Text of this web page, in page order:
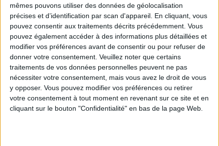
mêmes pouvons utiliser des données de géolocalisation
précises et d’identification par scan d'appareil. En cliquant, vous
pouvez consentir aux traitements décrits précédemment. Vous
pouvez également accéder à des informations plus détaillées et
modifier vos préférences avant de consentir ou pour refuser de
donner votre consentement. Veuillez noter que certains
traitements de vos données personnelles peuvent ne pas
nécessiter votre consentement, mais vous avez le droit de vous
y opposer. Vous pouvez modifier vos préférences ou retirer
votre consentement à tout moment en revenant sur ce site et en
cliquant sur le bouton "Confidentialité" en bas de la page Web.
Peut-on remplacer la viande par des féculents ?
Consultation diététique du 05/08/2026